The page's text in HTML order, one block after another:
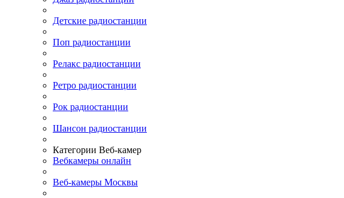
Детские радиостанции
Поп радиостанции
Релакс радиостанции
Ретро радиостанции
Рок радиостанции
Шансон радиостанции
Категории Веб-камер
Вебкамеры онлайн
Веб-камеры Москвы